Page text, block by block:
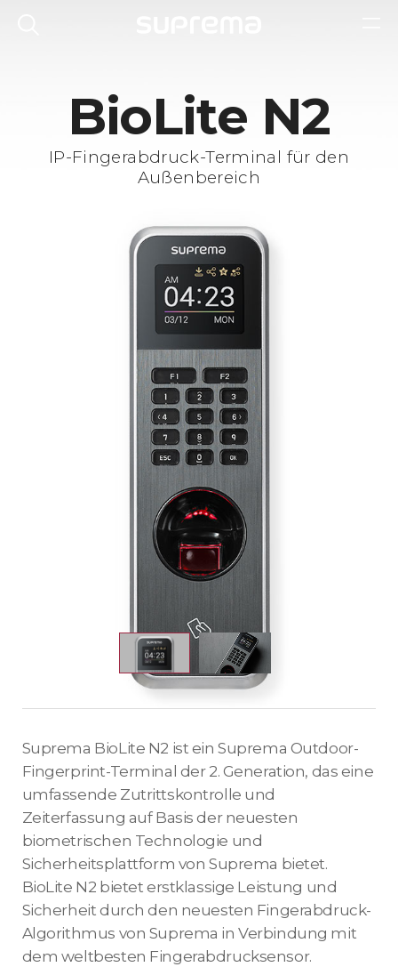
BioLite N2
IP-Fingerabdruck-Terminal für den
Außenbereich
Suprema BioLite N2 ist ein Suprema Outdoor-
Fingerprint-Terminal der 2. Generation, das eine
umfassende Zutrittskontrolle und
Zeiterfassung auf Basis der neuesten
biometrischen Technologie und
Sicherheitsplattform von Suprema bietet.
BioLite N2 bietet erstklassige Leistung und
Sicherheit durch den neuesten Fingerabdruck-
Algorithmus von Suprema in Verbindung mit
dem weltbesten Fingerabdrucksensor.